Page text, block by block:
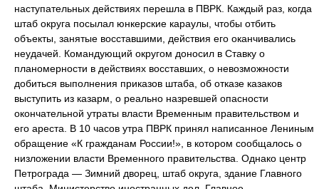
наступательных действиях перешла в ПВРК. Каждый раз, когда
штаб округа посылал юнкерские караулы, чтобы отбить
объекты, занятые восставшими, действия его оканчивались
неудачей. Командующий округом доносил в Ставку о
планомерности в действиях восставших, о невозможности
добиться выполнения приказов штаба, об отказе казаков
выступить из казарм, о реально назревшей опасности
окончательной утраты власти Временным правительством и
его ареста. В 10 часов утра ПВРК принял написанное Лениным
обращение «К гражданам России!», в котором сообщалось о
низложении власти Временного правительства. Однако центр
Петрограда — Зимний дворец, штаб округа, здание Главного